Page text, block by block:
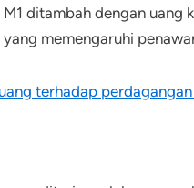
ditambah dengan uang
memengaruhi
terhadap